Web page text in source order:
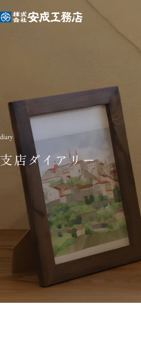
支店ダイアリー